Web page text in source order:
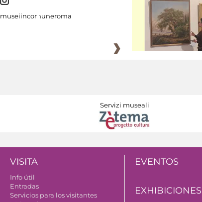
museiincomuneroma
Servizi museali
VISITA
Info útil
Entradas
Servicios para los visitantes
EVENTOS
EXHIBICIONES